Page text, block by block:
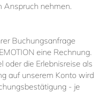
An­spruch neh­men.
Buchungsanfrage
ei­ne Rech­nung.
oder die Erlebnisreise als
auf un­se­rem Kon­to wird
- je